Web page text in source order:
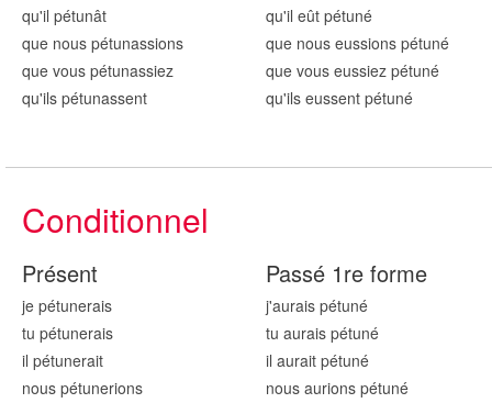
qu'il pétunât
que nous pétunassions
que vous pétunassiez
qu'ils pétunassent
qu'il eût pétuné
que nous eussions pétuné
que vous eussiez pétuné
qu'ils eussent pétuné
Conditionnel
Présent
je pétunerais
tu pétunerais
il pétunerait
nous pétunerions
Passé 1re forme
j'aurais pétuné
tu aurais pétuné
il aurait pétuné
nous aurions pétuné